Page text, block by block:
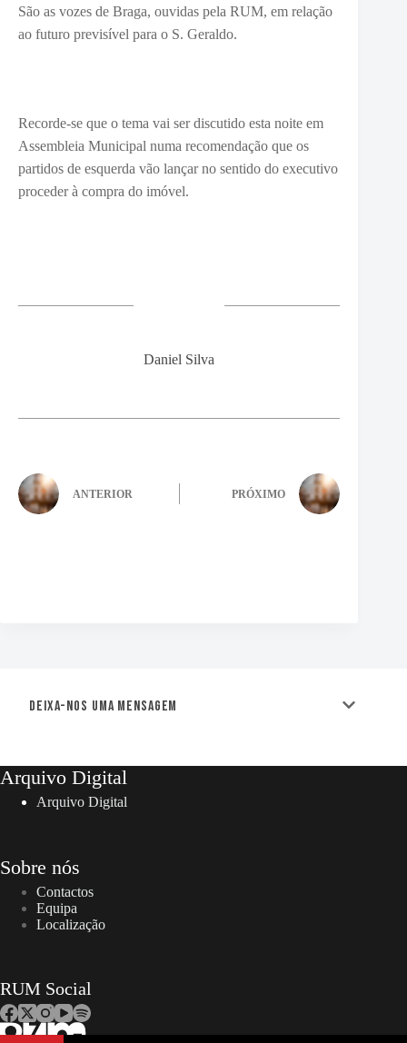
São as vozes de Braga, ouvidas pela RUM, em relação
ao futuro previsível para o S. Geraldo.
Recorde-se que o tema vai ser discutido esta noite em
Assembleia Municipal numa recomendação que os
partidos de esquerda vão lançar no sentido do executivo
proceder à compra do imóvel.
Daniel Silva
ANTERIOR PRÓXIMO
Deixa-nos uma mensagem
Arquivo Digital
Arquivo Digital
Sobre nós
Contactos
Equipa
Localização
RUM Social